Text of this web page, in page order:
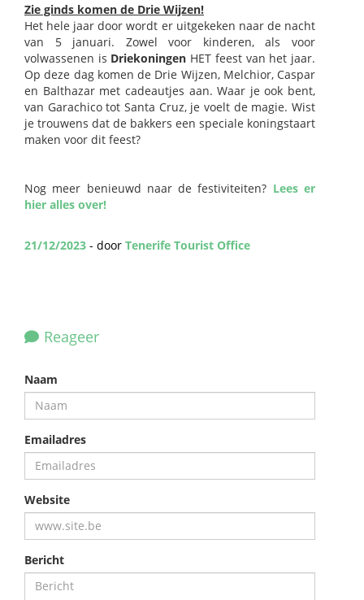
Zie ginds komen de Drie Wijzen!
Het hele jaar door wordt er uitgekeken naar de nacht
van 5 januari. Zowel voor kinderen, als voor
volwassenen is Driekoningen HET feest van het jaar.
Op deze dag komen de Drie Wijzen, Melchior, Caspar
en Balthazar met cadeautjes aan. Waar je ook bent,
van Garachico tot Santa Cruz, je voelt de magie. Wist
je trouwens dat de bakkers een speciale koningstaart
maken voor dit feest?
Nog meer benieuwd naar de festiviteiten? Lees er
hier alles over!
21/12/2023 - door Tenerife Tourist Office
Reageer
Naam
Emailadres
Website
Bericht